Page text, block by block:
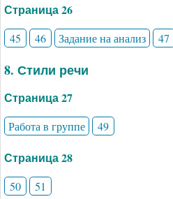
Страница 26
45 46 Задание на анализ 47
8. Стили речи
Страница 27
Работа в группе 49
Страница 28
50 51